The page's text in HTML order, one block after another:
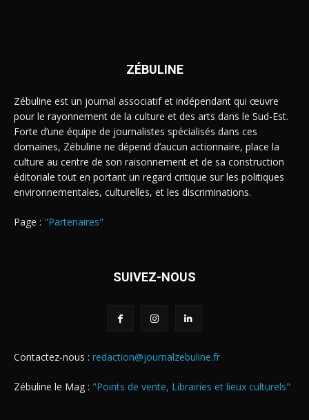
ZÉBULINE
Zébuline est un journal associatif et indépendant qui œuvre
pour le rayonnement de la culture et des arts dans le Sud-Est.
Forte d’une équipe de journalistes spécialisés dans ces
domaines, Zébuline ne dépend d’aucun actionnaire, place la
culture au centre de son raisonnement et de sa construction
éditoriale tout en portant un regard critique sur les politiques
environnementales, culturelles, et les discriminations.
Page : "Partenaires"
SUIVEZ-NOUS
Contactez-nous : redaction@journalzebuline.fr
Zébuline le Mag : "Points de vente, Librairies et lieux culturels"